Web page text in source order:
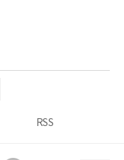
RSS